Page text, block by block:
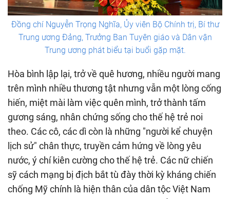
Đồng chí Nguyễn Trọng Nghĩa, Ủy viên Bộ Chính trị, Bí thư
Trung ương Đảng, Trưởng Ban Tuyên giáo và Dân vận
Trung ương phát biểu tại buổi gặp mặt.
Hòa bình lập lại, trở về quê hương, nhiều người mang
trên mình nhiều thương tật nhưng vẫn một lòng cống
hiến, miệt mài làm việc quên mình, trở thành tấm
gương sáng, nhân chứng sống cho thế hệ trẻ noi
theo. Các cô, các dì còn là những "người kể chuyện
lịch sử" chân thực, truyền cảm hứng về lòng yêu
nước, ý chí kiên cường cho thế hệ trẻ. Các nữ chiến
sỹ cách mạng bị địch bắt tù đày thời kỳ kháng chiến
chống Mỹ chính là hiện thân của dân tộc Việt Nam